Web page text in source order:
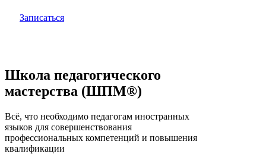
Записаться
Школа педагогического
мастерства (ШПМ®)
Всё, что необходимо педагогам иностранных
языков для совершенствования
профессиональных компетенций и повышения
квалификации